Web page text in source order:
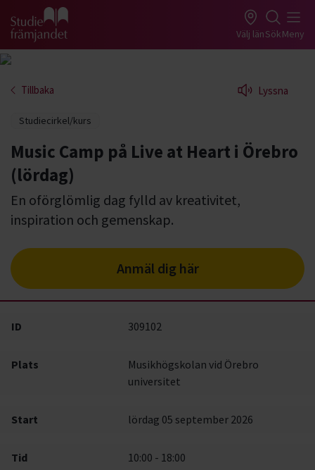
Gå till studiefrämjandets startsida Välj länSökMeny
Tillbaka Lyssna
Studiecirkel/kurs
Music Camp på Live at Heart i Örebro
(lördag)
En oförglömlig dag fylld av kreativitet,
inspiration och gemenskap.
Anmäl dig här
ID 309102
Plats
Musikhögskolan vid Örebro
universitet
Start lördag 05 september 2026
Tid 10:00 - 18:00